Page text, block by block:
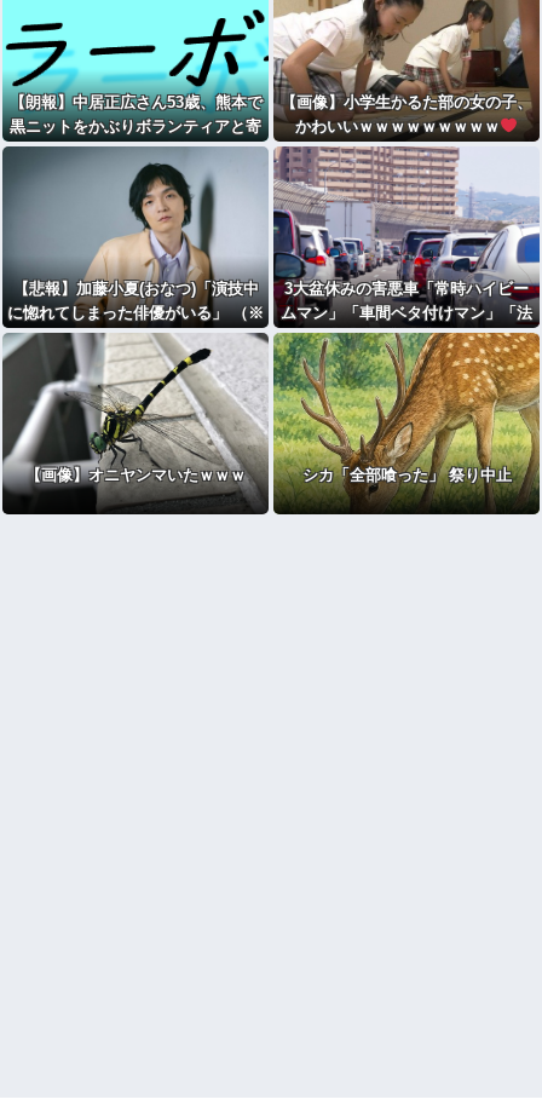
【朗報】中居正広さん53歳、熊本で
黒ニットをかぶりボランティアと寄
付をしている模様
【画像】小学生かるた部の女の子、
かわいいｗｗｗｗｗｗｗｗｗ
【悲報】加藤小夏(おなつ)「演技中
に惚れてしまった俳優がいる」 （※
動画あり）
3大盆休みの害悪車「常時ハイビー
ムマン」「車間ベタ付けマン」「法
定速度絶対遵守マン」
【画像】オニヤンマいたｗｗｗ シカ「全部喰った」 祭り中止